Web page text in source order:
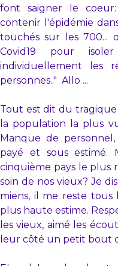
font saigner le
contenir l'épidémie
touchés sur les 700...
Covid19 pour
individuellement les
personnes.." Allo ...
Tout est dit du
la population la plus
Manque de
payé et sous
cinquième pays le plus
soin de nos vieux? Je
miens, il me reste tous
plus haute estime.
les vieux, aimé les
leur côté un petit bout